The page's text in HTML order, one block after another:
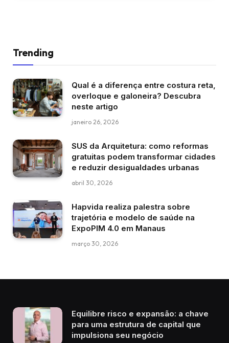
Trending
Qual é a diferença entre costura reta,
overloque e galoneira? Descubra
neste artigo
janeiro 26, 2026
SUS da Arquitetura: como reformas
gratuitas podem transformar cidades
e reduzir desigualdades urbanas
abril 30, 2026
Hapvida realiza palestra sobre
trajetória e modelo de saúde na
ExpoPIM 4.0 em Manaus
março 30, 2026
Equilibre risco e expansão: a chave
para uma estrutura de capital que
impulsiona seu negócio